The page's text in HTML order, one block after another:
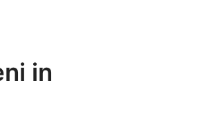
in